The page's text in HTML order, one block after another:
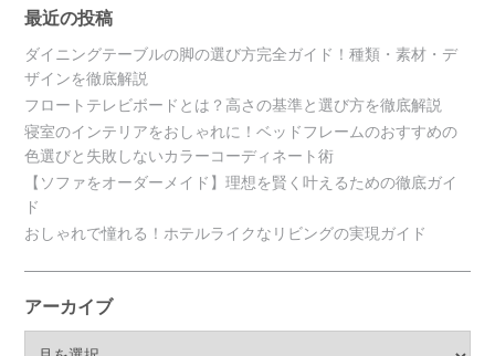
最近の投稿
ダイニングテーブルの脚の選び方完全ガイド！種類・素材・デ
ザインを徹底解説
フロートテレビボードとは？高さの基準と選び方を徹底解説
寝室のインテリアをおしゃれに！ベッドフレームのおすすめの
色選びと失敗しないカラーコーディネート術
【ソファをオーダーメイド】理想を賢く叶えるための徹底ガイ
ド
おしゃれで憧れる！ホテルライクなリビングの実現ガイド
アーカイブ